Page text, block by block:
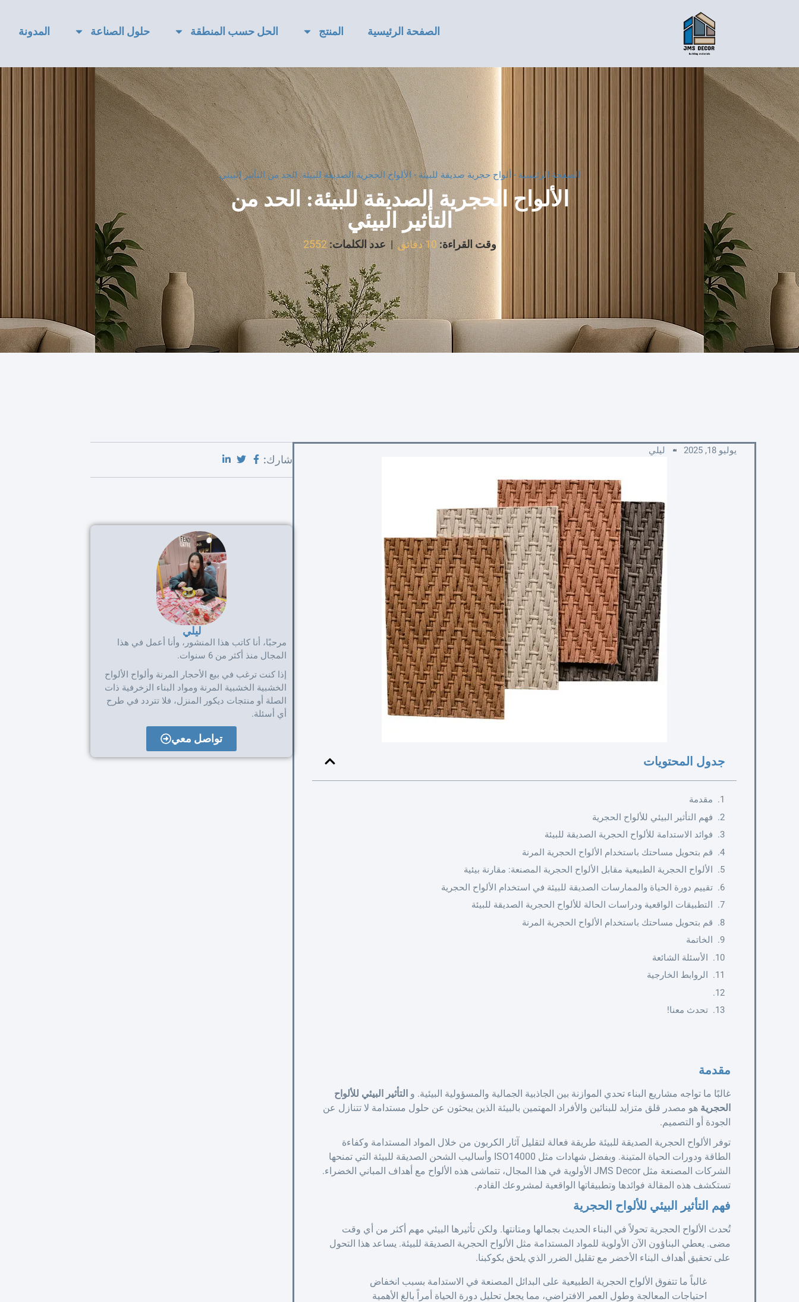
الصفحة الرئيسية المنتج الحل حسب المنطقة حلول الصناعة المدونة
الصفحة الرئيسية - ألواح حجرية صديقة للبيئة-الألواح الحجرية الصديقة للبيئة: الحد من التأثير البيئي
الألواح الحجرية الصديقة للبيئة: الحد من
التأثير البيئي
وقت القراءة: 10 دقائق |عدد الكلمات: 2552
يوليو 18, 2025 ليلي
جدول المحتويات
مقدمة
فهم التأثير البيئي للألواح الحجرية
فوائد الاستدامة للألواح الحجرية الصديقة للبيئة
قم بتحويل مساحتك باستخدام الألواح الحجرية المرنة
الألواح الحجرية الطبيعية مقابل الألواح الحجرية المصنعة: مقارنة بيئية
تقييم دورة الحياة والممارسات الصديقة للبيئة في استخدام الألواح الحجرية
التطبيقات الواقعية ودراسات الحالة للألواح الحجرية الصديقة للبيئة
قم بتحويل مساحتك باستخدام الألواح الحجرية المرنة
الخاتمة
الأسئلة الشائعة
الروابط الخارجية
تحدث معنا!
مقدمة
غالبًا ما تواجه مشاريع البناء تحدي الموازنة بين الجاذبية الجمالية والمسؤولية البيئية. و التأثير البيئي للألواح
الحجرية هو مصدر قلق متزايد للبنائين والأفراد المهتمين بالبيئة الذين يبحثون عن حلول مستدامة لا تتنازل عن
الجودة أو التصميم.
توفر الألواح الحجرية الصديقة للبيئة طريقة فعالة لتقليل آثار الكربون من خلال المواد المستدامة وكفاءة
الطاقة ودورات الحياة المتينة. وبفضل شهادات مثل ISO14000 وأساليب الشحن الصديقة للبيئة التي تمنحها
الشركات المصنعة مثل JMS Decor الأولوية في هذا المجال، تتماشى هذه الألواح مع أهداف المباني الخضراء.
تستكشف هذه المقالة فوائدها وتطبيقاتها الواقعية لمشروعك القادم.
فهم التأثير البيئي للألواح الحجرية
تُحدث الألواح الحجرية تحولاً في البناء الحديث بجمالها ومتانتها. ولكن تأثيرها البيئي مهم أكثر من أي وقت
مضى. يعطي البناؤون الآن الأولوية للمواد المستدامة مثل الألواح الحجرية الصديقة للبيئة. يساعد هذا التحول
على تحقيق أهداف البناء الأخضر مع تقليل الضرر الذي يلحق بكوكبنا.
غالباً ما تتفوق الألواح الحجرية الطبيعية على البدائل المصنعة في الاستدامة بسبب انخفاض
احتياجات المعالجة وطول العمر الافتراضي، مما يجعل تحليل دورة الحياة أمراً بالغ الأهمية
شارك:
ليلي
مرحبًا، أنا كاتب هذا المنشور، وأنا أعمل في هذا
المجال منذ أكثر من 6 سنوات.
إذا كنت ترغب في بيع الأحجار المرنة وألواح الألواح
الخشبية الخشبية المرنة ومواد البناء الزخرفية ذات
الصلة أو منتجات ديكور المنزل، فلا تتردد في طرح
أي أسئلة.
تواصل معي